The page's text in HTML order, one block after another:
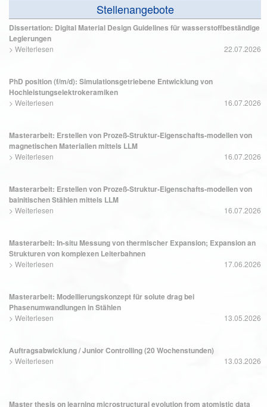
Stellenangebote
Dissertation: Digital Material Design Guidelines für wasserstoffbeständige
Legierungen
> Weiterlesen 22.07.2026
PhD position (f/m/d): Simulationsgetriebene Entwicklung von
Hochleistungselektrokeramiken
> Weiterlesen 16.07.2026
Masterarbeit: Erstellen von Prozeß-Struktur-Eigenschafts-modellen von
magnetischen Materialien mittels LLM
> Weiterlesen 16.07.2026
Masterarbeit: Erstellen von Prozeß-Struktur-Eigenschafts-modellen von
bainitischen Stählen mittels LLM
> Weiterlesen 16.07.2026
Masterarbeit: In-situ Messung von thermischer Expansion; Expansion an
Strukturen von komplexen Leiterbahnen
> Weiterlesen 17.06.2026
Masterarbeit: Modellierungskonzept für solute drag bei
Phasenumwandlungen in Stählen
> Weiterlesen 13.05.2026
Auftragsabwicklung / Junior Controlling (20 Wochenstunden)
> Weiterlesen 13.03.2026
Master thesis on learning microstructural evolution from atomistic data